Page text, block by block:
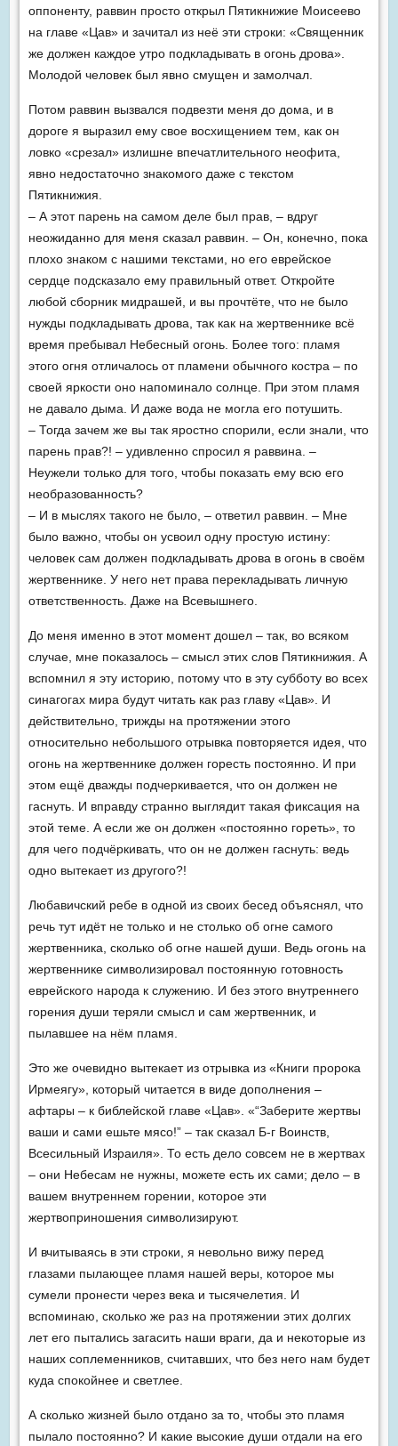
оппоненту, раввин просто открыл Пятикнижие Моисеево
на главе «Цав» и зачитал из неё эти строки: «Священник
же должен каждое утро подкладывать в огонь дрова».
Молодой человек был явно смущен и замолчал.
Потом раввин вызвался подвезти меня до дома, и в
дороге я выразил ему свое восхищением тем, как он
ловко «срезал» излишне впечатлительного неофита,
явно недостаточно знакомого даже с текстом
Пятикнижия.
– А этот парень на самом деле был прав, – вдруг
неожиданно для меня сказал раввин. – Он, конечно, пока
плохо знаком с нашими текстами, но его еврейское
сердце подсказало ему правильный ответ. Откройте
любой сборник мидрашей, и вы прочтёте, что не было
нужды подкладывать дрова, так как на жертвеннике всё
время пребывал Небесный огонь. Более того: пламя
этого огня отличалось от пламени обычного костра – по
своей яркости оно напоминало солнце. При этом пламя
не давало дыма. И даже вода не могла его потушить.
– Тогда зачем же вы так яростно спорили, если знали, что
парень прав?! – удивленно спросил я раввина. –
Неужели только для того, чтобы показать ему всю его
необразованность?
– И в мыслях такого не было, – ответил раввин. – Мне
было важно, чтобы он усвоил одну простую истину:
человек сам должен подкладывать дрова в огонь в своём
жертвеннике. У него нет права перекладывать личную
ответственность. Даже на Всевышнего.
До меня именно в этот момент дошел – так, во всяком
случае, мне показалось – смысл этих слов Пятикнижия. А
вспомнил я эту историю, потому что в эту субботу во всех
синагогах мира будут читать как раз главу «Цав». И
действительно, трижды на протяжении этого
относительно небольшого отрывка повторяется идея, что
огонь на жертвеннике должен горесть постоянно. И при
этом ещё дважды подчеркивается, что он должен не
гаснуть. И вправду странно выглядит такая фиксация на
этой теме. А если же он должен «постоянно гореть», то
для чего подчёркивать, что он не должен гаснуть: ведь
одно вытекает из другого?!
Любавичский ребе в одной из своих бесед объяснял, что
речь тут идёт не только и не столько об огне самого
жертвенника, сколько об огне нашей души. Ведь огонь на
жертвеннике символизировал постоянную готовность
еврейского народа к служению. И без этого внутреннего
горения души теряли смысл и сам жертвенник, и
пылавшее на нём пламя.
Это же очевидно вытекает из отрывка из «Книги пророка
Ирмеягу», который читается в виде дополнения –
афтары – к библейской главе «Цав». «“Заберите жертвы
ваши и сами ешьте мясо!” – так сказал Б-г Воинств,
Всесильный Израиля». То есть дело совсем не в жертвах
– они Небесам не нужны, можете есть их сами; дело – в
вашем внутреннем горении, которое эти
жертвоприношения символизируют.
И вчитываясь в эти строки, я невольно вижу перед
глазами пылающее пламя нашей веры, которое мы
сумели пронести через века и тысячелетия. И
вспоминаю, сколько же раз на протяжении этих долгих
лет его пытались загасить наши враги, да и некоторые из
наших соплеменников, считавших, что без него нам будет
куда спокойнее и светлее.
А сколько жизней было отдано за то, чтобы это пламя
пылало постоянно? И какие высокие души отдали на его